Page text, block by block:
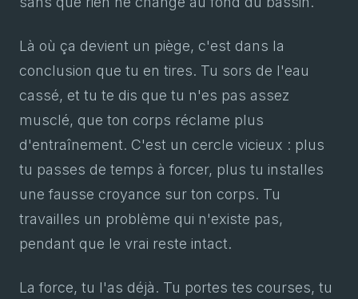
Là où ça devient un piège, c'est dans la
conclusion que tu en tires. Tu sors de l'eau
cassé, et tu te dis que tu n'es pas assez
musclé, que ton corps réclame plus
d'entraînement. C'est un cercle vicieux : plus
tu passes de temps à forcer, plus tu installes
une fausse croyance sur ton corps. Tu
travailles un problème qui n'existe pas,
pendant que le vrai reste intact.
La force, tu l'as déjà. Tu portes tes courses, tu